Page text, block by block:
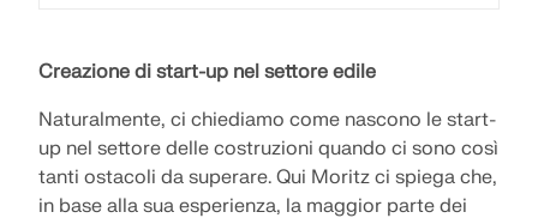
Creazione di start-up nel settore edile
Naturalmente, ci chiediamo come nascono le start-
up nel settore delle costruzioni quando ci sono così
tanti ostacoli da superare. Qui Moritz ci spiega che,
in base alla sua esperienza, la maggior parte dei